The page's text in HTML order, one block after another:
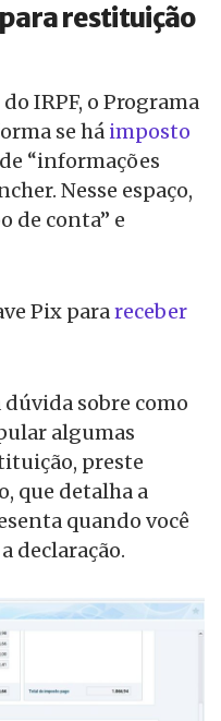
restituição
IRPF, o Programa
se há imposto
“informações
Nesse espaço,
de conta” e
Pix parareceber
sobre como
algumas
preste
que detalha a
quando você
declaração.